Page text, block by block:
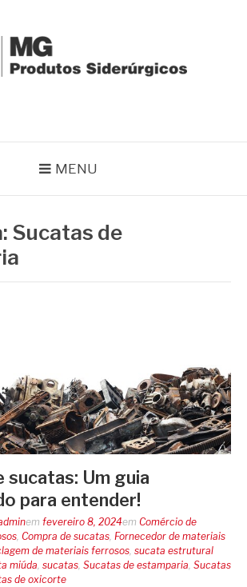
MENU
Sucatas de
sucatas: Um guia
para entender!
em fevereiro 8, 2024em Comércio de
, Compra de sucatas, Fornecedor de materiais
de materiais ferrosos, sucata estrutural
miúda, sucatas, Sucatas de estamparia, Sucatas
de oxicorte